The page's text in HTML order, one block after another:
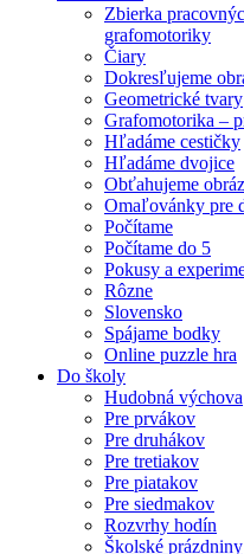
Zbierka
grafomotoriky
Čiary
Dokresľujeme
Geometrické tvary
Grafomotorika –
Hľadáme cestičky
Hľadáme dvojice
Obťahujeme
Omaľovánky pre
Počítame
Počítame do 5
Pokusy a
Rôzne
Slovensko
Spájame bodky
Online puzzle hra
Do školy
Hudobná výchova
Pre prvákov
Pre druhákov
Pre tretiakov
Pre piatakov
Pre siedmakov
Rozvrhy hodín
Školské prázdniny